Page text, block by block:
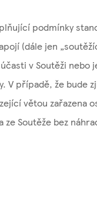
podmínky
(dále jen
v Soutěži nebo
V případě, že bude
větou zařazena
Soutěže bez